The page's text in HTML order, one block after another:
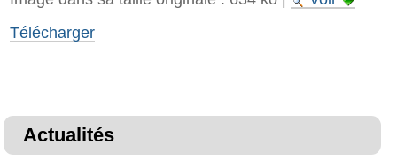
Télécharger
Actualités